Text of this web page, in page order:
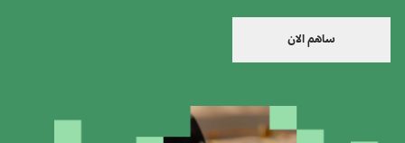
الجهود الجماعية المبذولة لتحقيق الصالح
العام. يضم مجتمع "معاً" النابض بالحياة العديد
ساهم الان